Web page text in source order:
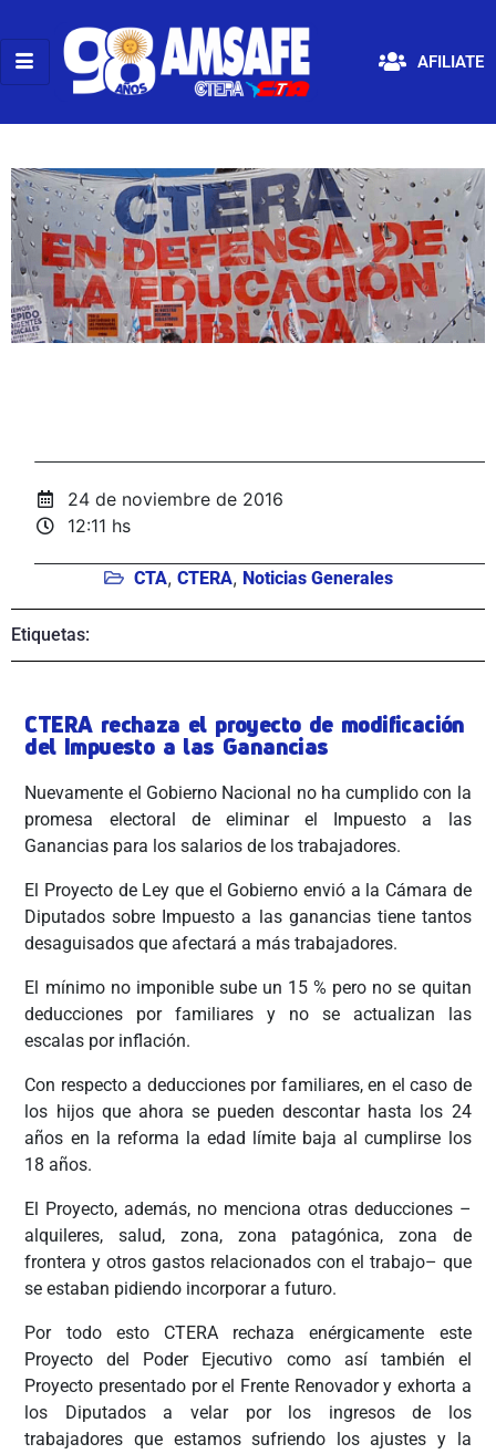
AFILIATE
24 de noviembre de 2016
12:11 hs
CTA, CTERA, Noticias Generales
Etiquetas:
CTERA rechaza el proyecto de modificación
del Impuesto a las Ganancias
Nuevamente el Gobierno Nacional no ha cumplido con la
promesa electoral de eliminar el Impuesto a las
Ganancias para los salarios de los trabajadores.
El Proyecto de Ley que el Gobierno envió a la Cámara de
Diputados sobre Impuesto a las ganancias tiene tantos
desaguisados que afectará a más trabajadores.
El mínimo no imponible sube un 15 % pero no se quitan
deducciones por familiares y no se actualizan las
escalas por inflación.
Con respecto a deducciones por familiares, en el caso de
los hijos que ahora se pueden descontar hasta los 24
años en la reforma la edad límite baja al cumplirse los
18 años.
El Proyecto, además, no menciona otras deducciones –
alquileres, salud, zona, zona patagónica, zona de
frontera y otros gastos relacionados con el trabajo– que
se estaban pidiendo incorporar a futuro.
Por todo esto CTERA rechaza enérgicamente este
Proyecto del Poder Ejecutivo como así también el
Proyecto presentado por el Frente Renovador y exhorta a
los Diputados a velar por los ingresos de los
trabajadores que estamos sufriendo los ajustes y la